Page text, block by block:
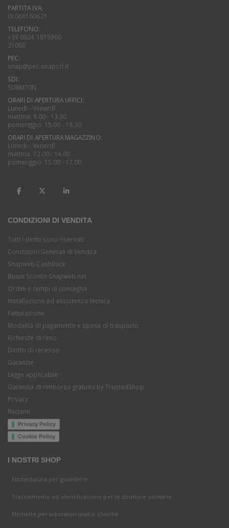
PARTITA IVA:
01066160621
TELEFONO:
+39 0824 1815960
21080
PEC:
snap@pec.snapsrl.it
SDI:
SUBM70N
ORARI DI APERTURA UFFICI:
Lunedi - Venerdì
mattina: 9.00 - 13.30
pomeriggio: 15.00 - 18.30
ORARI DI APERTURA MAGAZZINO:
Lunedi - Venerdì
mattina: 12.00 - 14.00
pomeriggio: 15.00 - 17.00
CONDIZIONI DI VENDITA
Tutti i diritti sono riservati
Condizioni Generali di Vendita
Snapweb CashBack
Buoni Sconto Snapweb.net
Ordini e tempi di consegna
Installazione ed assistenza tecnica
Fatturazione
Modalità di pagamento e spese di trasporto
Richieste di reso
Diritto di recesso
Garanzie
Legge applicabile
Garanzia di rimborso gratuita by TrustedShop
Privacy
Reclami
Privacy Policy
Cookie Policy
I NOSTRI SHOP
Etichettatura per gioiellerie
Tracciamento ed identificazione per le strutture sanitarie
Etichette per laboratori analisi cliniche